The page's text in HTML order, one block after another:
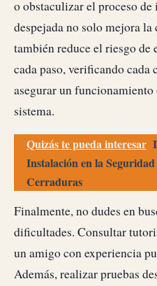
o obstaculizar el proceso
despejada no solo mejora
también reduce el riesgo de
cada paso, verificando cada
asegurar un
sistema.
Quizás te pueda interesar
Instalación en la
Cerraduras
Finalmente, no dudes en
dificultades. Consultar
un amigo con experiencia
Además, realizar pruebas